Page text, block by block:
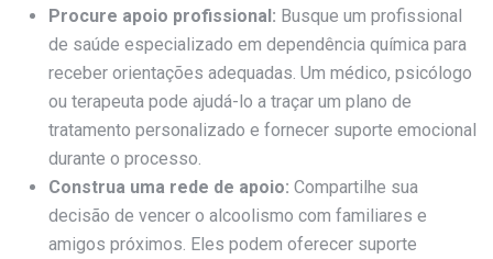
Procure apoio profissional: Busque um profissional
de saúde especializado em dependência química para
receber orientações adequadas. Um médico, psicólogo
ou terapeuta pode ajudá-lo a traçar um plano de
tratamento personalizado e fornecer suporte emocional
durante o processo.
Construa uma rede de apoio: Compartilhe sua
decisão de vencer o alcoolismo com familiares e
amigos próximos. Eles podem oferecer suporte